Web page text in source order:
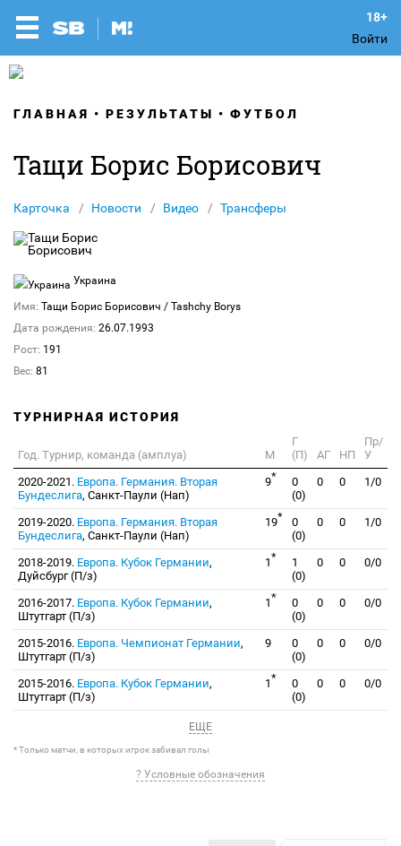
Войти
ГЛАВНАЯ РЕЗУЛЬТАТЫ ФУТБОЛ
Тащи Борис Борисович
Карточка Новости Видео Трансферы
Украина
Имя: Тащи Борис Борисович / Tashchy Borys
Дата рождения: 26.07.1993
Рост: 191
Вес: 81
ТУРНИРНАЯ ИСТОРИЯ
Год. Турнир, команда (амплуа) М
Г
(П)
АГ НП
Пр/
У
2020-2021. Европа. Германия. Вторая
Бундеслига, Санкт-Паули (Нап)
9*
0
(0)
0 0 1/0
2019-2020. Европа. Германия. Вторая
Бундеслига, Санкт-Паули (Нап)
19*
0
(0)
0 0 1/0
2018-2019. Европа. Кубок Германии,
Дуйсбург (П/з)
1*
1
(0)
0 0 0/0
2016-2017. Европа. Кубок Германии,
Штутгарт (П/з)
1*
0
(0)
0 0 0/0
2015-2016. Европа. Чемпионат Германии,
Штутгарт (П/з)
9
0
(0)
0 0 0/0
2015-2016. Европа. Кубок Германии,
Штутгарт (П/з)
1*
0
(0)
0 0 0/0
ЕЩЕ
* Только матчи, в которых игрок забивал голы
? Условные обозначения